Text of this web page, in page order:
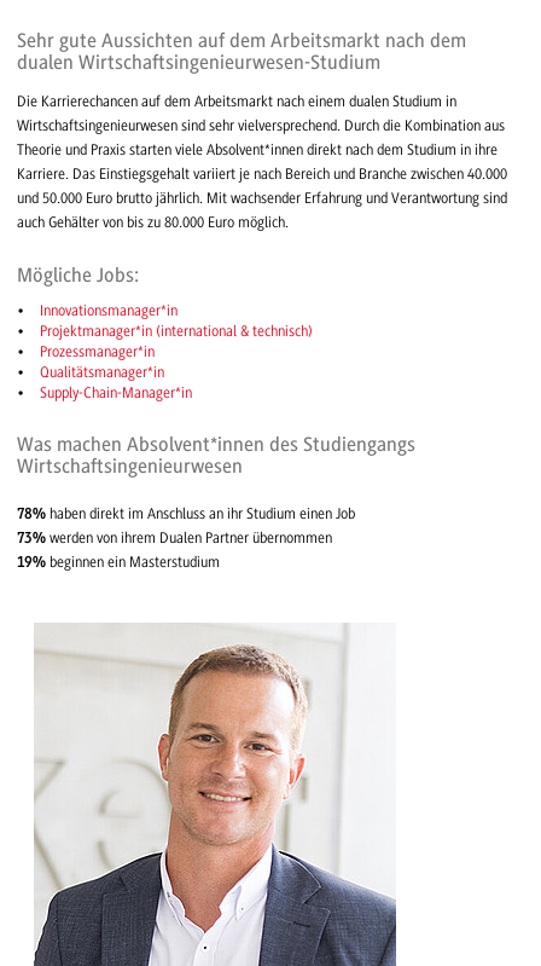
Sehr gute Aussichten auf dem Arbeitsmarkt nach dem
dualen Wirtschaftsingenieurwesen-Studium
Die Karrierechancen auf dem Arbeitsmarkt nach einem dualen Studium in
Wirtschaftsingenieurwesen sind sehr vielversprechend. Durch die Kombination aus
Theorie und Praxis starten viele Absolvent*innen direkt nach dem Studium in ihre
Karriere. Das Einstiegsgehalt variiert je nach Bereich und Branche zwischen 40.000
und 50.000 Euro brutto jährlich. Mit wachsender Erfahrung und Verantwortung sind
auch Gehälter von bis zu 80.000 Euro möglich.
Mögliche Jobs:
Innovationsmanager*in
Projektmanager*in (international & technisch)
Prozessmanager*in
Qualitätsmanager*in
Supply-Chain-Manager*in
Was machen Absolvent*innen des Studiengangs
Wirtschaftsingenieurwesen
78% haben direkt im Anschluss an ihr Studium einen Job
73% werden von ihrem Dualen Partner übernommen
19% beginnen ein Masterstudium